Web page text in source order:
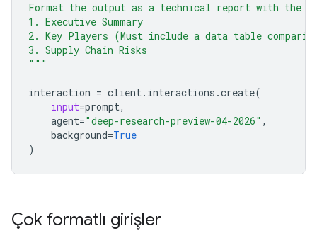
Format the output as a technical report with the
1. Executive Summary
2. Key Players (Must include a data table
3. Supply Chain Risks
"""
interaction = client. interactions .create(
input=prompt,
agent="deep-research-preview-04-2026" ,
background=True
)
Çok formatlı girişler